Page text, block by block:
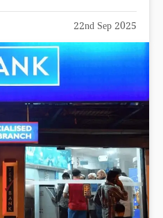
22nd Sep 2025